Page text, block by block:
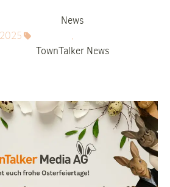
News
,
TownTalker News